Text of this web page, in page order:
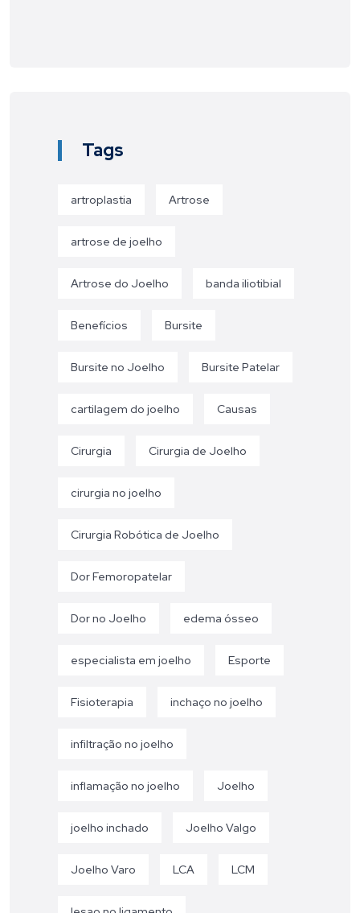
Tags
artroplastia Artrose
artrose de joelho
Artrose do Joelho banda iliotibial
Benefícios Bursite
Bursite no Joelho Bursite Patelar
cartilagem do joelho Causas
Cirurgia Cirurgia de Joelho
cirurgia no joelho
Cirurgia Robótica de Joelho
Dor Femoropatelar
Dor no Joelho edema ósseo
especialista em joelho Esporte
Fisioterapia inchaço no joelho
infiltração no joelho
inflamação no joelho Joelho
joelho inchado Joelho Valgo
Joelho Varo LCA LCM